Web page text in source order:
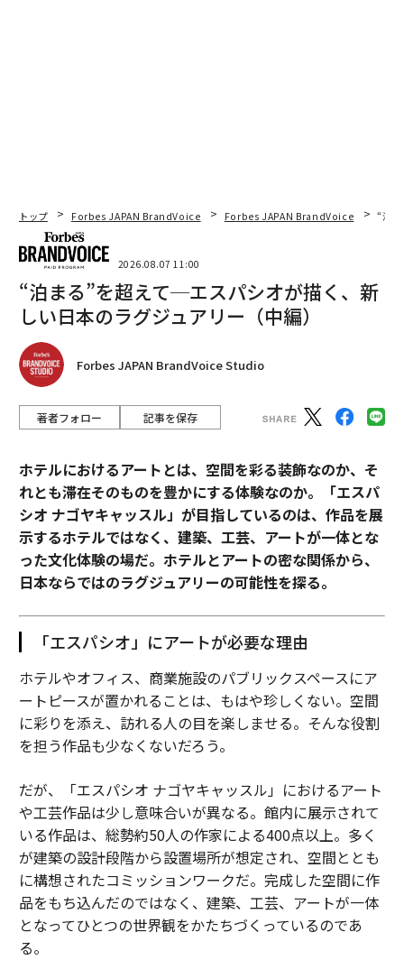
トップ Forbes JAPAN BrandVoice Forbes JAPAN BrandVoice “泊
2026.08.07 11:00
“泊まる”を超えて─エスパシオが描く、新
しい日本のラグジュアリー（中編）
Forbes JAPAN BrandVoice Studio
著者フォロー 記事を保存
ホテルにおけるアートとは、空間を彩る装飾なのか、そ
れとも滞在そのものを豊かにする体験なのか。「エスパ
シオ ナゴヤキャッスル」が目指しているのは、作品を展
示するホテルではなく、建築、工芸、アートが一体とな
った文化体験の場だ。ホテルとアートの密な関係から、
日本ならではのラグジュアリーの可能性を探る。
「エスパシオ」にアートが必要な理由
ホテルやオフィス、商業施設のパブリックスペースにア
ートピースが置かれることは、もはや珍しくない。空間
に彩りを添え、訪れる人の目を楽しませる。そんな役割
を担う作品も少なくないだろう。
だが、「エスパシオ ナゴヤキャッスル」におけるアート
や工芸作品は少し意味合いが異なる。館内に展示されて
いる作品は、総勢約50人の作家による400点以上。多く
が建築の設計段階から設置場所が想定され、空間ととも
に構想されたコミッションワークだ。完成した空間に作
品をもち込んだのではなく、建築、工芸、アートが一体
となってひとつの世界観をかたちづくっているのであ
る。